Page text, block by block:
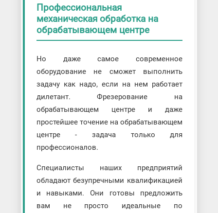
Профессиональная
механическая обработка на
обрабатывающем центре
Но даже самое современное
оборудование не сможет выполнить
задачу как надо, если на нем работает
дилетант. Фрезерование на
обрабатывающем центре и даже
простейшее точение на обрабатывающем
центре - задача только для
профессионалов.
Специалисты наших предприятий
обладают безупречными квалификацией
и навыками. Они готовы предложить
вам не просто идеальные по